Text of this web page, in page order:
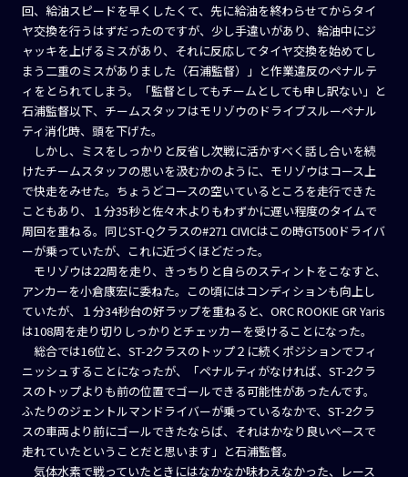
回、給油スピードを早くしたくて、先に給油を終わらせてからタイ
ヤ交換を行うはずだったのですが、少し手違いがあり、給油中にジ
ャッキを上げるミスがあり、それに反応してタイヤ交換を始めてし
まう二重のミスがありました（石浦監督）」と作業違反のペナルテ
ィをとられてしまう。「監督としてもチームとしても申し訳ない」と
石浦監督以下、チームスタッフはモリゾウのドライブスルーペナル
ティ消化時、頭を下げた。
しかし、ミスをしっかりと反省し次戦に活かすべく話し合いを続
けたチームスタッフの思いを汲むかのように、モリゾウはコース上
で快走をみせた。ちょうどコースの空いているところを走行できた
こともあり、１分35秒と佐々木よりもわずかに遅い程度のタイムで
周回を重ねる。同じST-Qクラスの#271 CIVICはこの時GT500ドライバ
ーが乗っていたが、これに近づくほどだった。
モリゾウは22周を走り、きっちりと自らのスティントをこなすと、
アンカーを小倉康宏に委ねた。この頃にはコンディションも向上し
ていたが、１分34秒台の好ラップを重ねると、ORC ROOKIE GR Yaris
は108周を走り切りしっかりとチェッカーを受けることになった。
総合では16位と、ST-2クラスのトップ２に続くポジションでフィ
ニッシュすることになったが、「ペナルティがなければ、ST-2クラ
スのトップよりも前の位置でゴールできる可能性があったんです。
ふたりのジェントルマンドライバーが乗っているなかで、ST-2クラ
スの車両より前にゴールできたならば、それはかなり良いペースで
走れていたということだと思います」と石浦監督。
気体水素で戦っていたときにはなかなか味わえなかった、レース